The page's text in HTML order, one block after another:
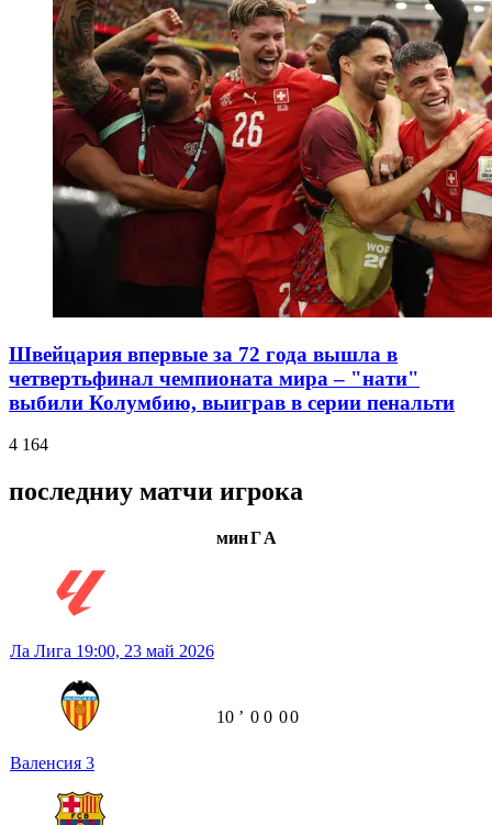
Швейцария впервые за 72 года вышла в
четвертьфинал чемпионата мира – "нати"
выбили Колумбию, выиграв в серии пенальти
4 164
последниу матчи игрока
минГА
Ла Лига 19:00, 23 май 2026
Валенсия 3
10 ʼ 0 0 00